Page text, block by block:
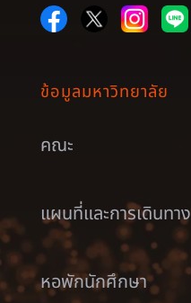
ข้อมูลมหาวิทยาลัย
คณะ
แผนที่และการเดินทาง
หอพักนักศึกษา